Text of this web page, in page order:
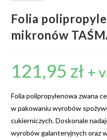
Folia
mikronów
121,95 zł +
Folia polipropylenowa zwana
w pakowaniu wyrobów
cukierniczych. Doskonale
wyrobów galanteryjnych oraz